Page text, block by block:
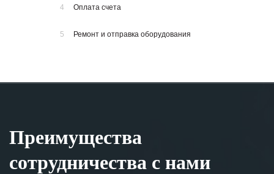
4 Оплата счета
5 Ремонт и отправка оборудования
Преимущества
сотрудничества с нами